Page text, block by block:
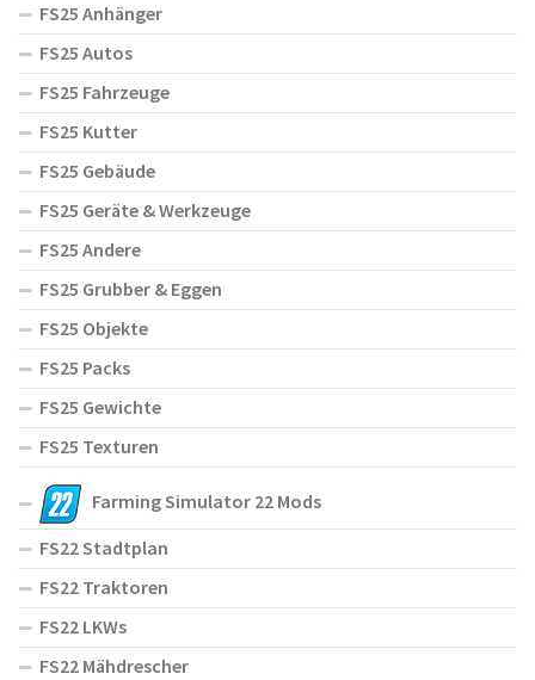
FS25 Anhänger
FS25 Autos
FS25 Fahrzeuge
FS25 Kutter
FS25 Gebäude
FS25 Geräte & Werkzeuge
FS25 Andere
FS25 Grubber & Eggen
FS25 Objekte
FS25 Packs
FS25 Gewichte
FS25 Texturen
Farming Simulator 22 Mods
FS22 Stadtplan
FS22 Traktoren
FS22 LKWs
FS22 Mähdrescher